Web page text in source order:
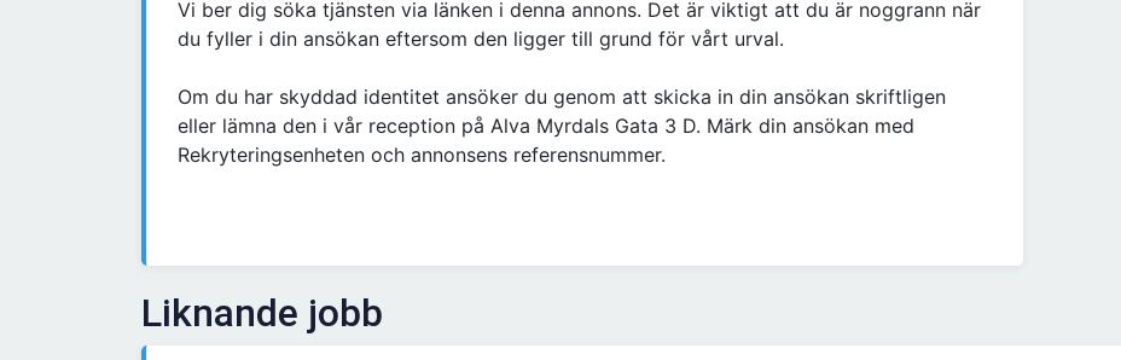
Vi ber dig söka tjänsten via länken i denna annons. Det är viktigt att du är noggrann när
du fyller i din ansökan eftersom den ligger till grund för vårt urval.
Om du har skyddad identitet ansöker du genom att skicka in din ansökan skriftligen
eller lämna den i vår reception på Alva Myrdals Gata 3 D. Märk din ansökan med
Rekryteringsenheten och annonsens referensnummer.
Liknande jobb